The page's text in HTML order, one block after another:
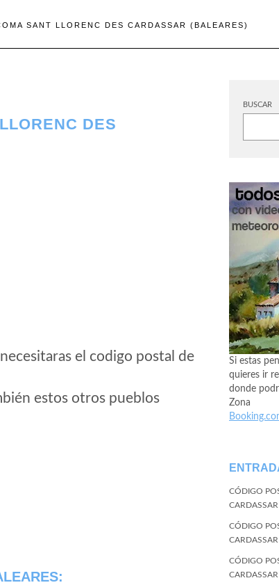
SANT LLORENC DES CARDASSAR (BALEARES)
DES
el codigo postal de
estos otros pueblos
BUSCAR
Si estas
quieres ir
donde
Zona
CÓDIGO
CÓDIGO
CÓDIGO